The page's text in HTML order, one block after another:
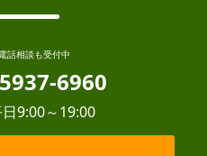
話相談も受付中
6960
9:00～19:00